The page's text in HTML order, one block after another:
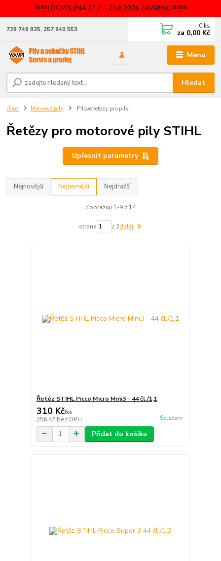
!!!!!!!!!! DOVOLENÁ 27.7. - 28.8.2026 ZAVŘENO !!!!!!!!!!
Menu
Hledat
728 749 825, 257 940 553 0 ks
za 0,00 Kč
Úvod Motorové pily Pilové řetezy pro pily
Řetězy pro motorové pily STIHL
Upřesnit parametry
Nejnovější Nejlevnější Nejdražší
Zobrazuji 1-9 z 14
strana z 2další
Řetěz STIHL Picco Micro Mini3 - 44 čl./1,1
310 Kč/ks
256 Kč bez DPH Skladem
Přidat do košíku